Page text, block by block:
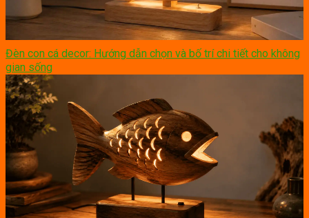
Đèn con cá decor: Hướng dẫn chọn và bố trí chi tiết cho không
gian sống